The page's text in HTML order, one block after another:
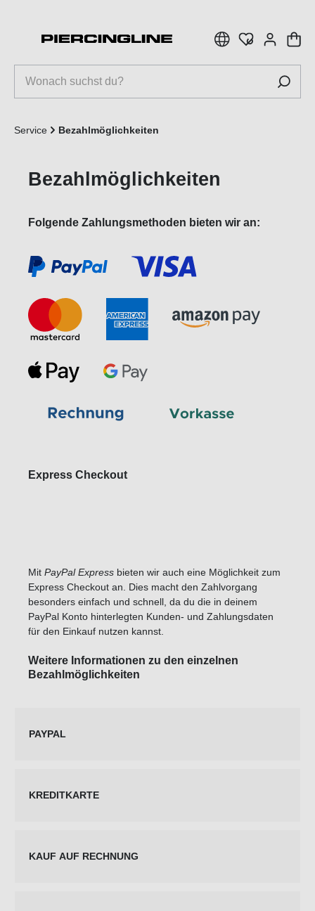
Service Bezahlmöglichkeiten
Bezahlmöglichkeiten
Folgende Zahlungsmethoden bieten wir an:
Express Checkout
Mit PayPal Express bieten wir auch eine Möglichkeit zum
Express Checkout an. Dies macht den Zahlvorgang
besonders einfach und schnell, da du die in deinem
PayPal Konto hinterlegten Kunden- und Zahlungsdaten
für den Einkauf nutzen kannst.
Weitere Informationen zu den einzelnen
Bezahlmöglichkeiten
PAYPAL
KREDITKARTE
KAUF AUF RECHNUNG